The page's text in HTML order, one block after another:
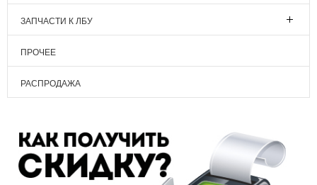
ЗАПЧАСТИ К ЛБУ
ПРОЧЕЕ
РАСПРОДАЖА